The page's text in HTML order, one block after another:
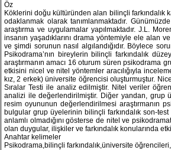
Öz
Köklerini doğu kültüründen alan bilinçli farkındalık
odaklanmak olarak tanımlanmaktadır.
araştırma ve uygulamalar yapılmaktadır. J.L.
insanın yaşadıklarını drama yöntemiyle ele alan
ve şimdi sorunun nasıl algılandığıdır. Böylece
Psikodrama’nın bireylerin bilinçli farkındalık
araştırmanın amacı 16 oturum süren psikodrama
etkisini nicel ve nitel yöntemler aracılığıyla
kız, 2 erkek) üniversite öğrencisi oluşturmuştur.
Sıralar Testi ile analiz edilmiştir. Nitel veriler
analizi ile değerlendirilmiştir. Diğer yandan, grup
resim oyununun değerlendirilmesi araştırmanın
bulgular grup üyelerinin bilinçli farkındalık son-test
anlamlı olmadığını gösterse de nitel ve
olan duygular, ilişkiler ve farkındalık konularında
Anahtar kelimeler
Psikodrama,bilinçli farkındalık,üniversite